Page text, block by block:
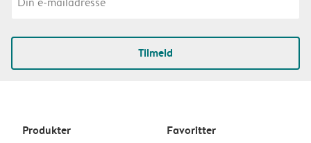
Tilmeld
Produkter Favoritter